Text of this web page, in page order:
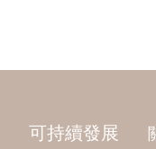
可持續發展